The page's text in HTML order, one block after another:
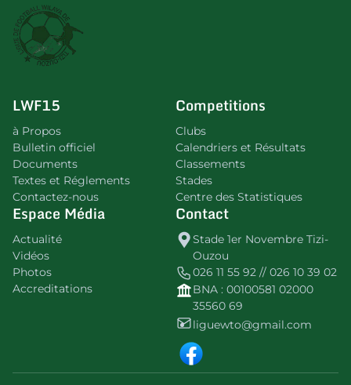
LWF15
à Propos
Bulletin officiel
Documents
Textes et Réglements
Contactez-nous
Competitions
Clubs
Calendriers et Résultats
Classements
Stades
Centre des Statistiques
Espace Média
Actualité
Vidéos
Photos
Accreditations
Contact
Stade 1er Novembre Tizi-
Ouzou
026 11 55 92 // 026 10 39 02
BNA : 00100581 02000
35560 69
liguewto@gmail.com